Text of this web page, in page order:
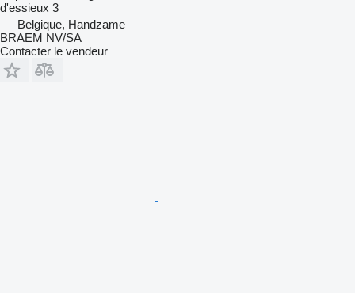
d'essieux 3
Belgique, Handzame
BRAEM NV/SA
Contacter le vendeur